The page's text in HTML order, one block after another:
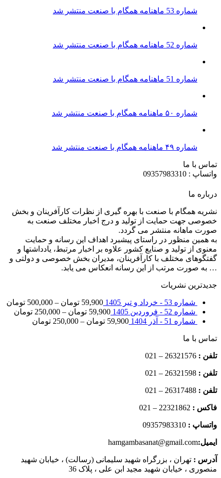
شماره 53 ماهنامه همگام با صنعت منتشر شد
شماره 52 ماهنامه همگام با صنعت منتشر شد
شماره 51 ماهنامه همگام با صنعت منتشر شد
شماره ۵۰ ماهنامه همگام با صنعت منتشر شد
شماره ۴۹ ماهنامه همگام با صنعت منتشر شد
تماس با ما
واتساپ : 09357983310
درباره ما
نشریه همگام با صنعت با بهره گیری از نظرات کارآفرینان و بخش
خصوصی جهت حمایت از تولید و درج اخبار مختلف صنعت به
صورت ماهانه منتشر می گردد.
به همین منظور در راستای پیشبرد اهداف این رسانه و حمایت
معنوی از تولید و صنایع کشور علاوه بر اخبار مرتبط، یادداشتها و
گفتگوهای مختلف با کارآفرینان، مدیران بخش خصوصی و دولتی و
… به صورت مرتب از این رسانه انعکاس می یابد.
جدیدترین نشریات
شماره 53 - خرداد و تیر 1405 59,900 تومان –
500,000 تومان
شماره 52 - فروردین 1405
59,900 تومان –
250,000 تومان
شماره 51 - آذر 1404
59,900 تومان –
250,000 تومان
تماس با ما
تلفن : 26321576 – 021
تلفن : 26321598 – 021
تلفن : 26317488 – 021
فاکس :
واتساپ :
ایمیل:hamgambasanat@gmail.com
آدرس : تهران ، بزرگراه شهید سلیمانی (رسالت) ، خیابان شهید
منصوری ، خیابان شهید مجید ابن علی ، پلاک 36